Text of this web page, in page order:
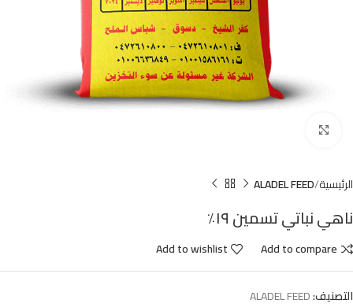
الرئيسية ALADEL FEED
ناهي نباتي تسمين ١٩٪
Add to compare
Add to wishlist
التصنيف:ALADEL FEED